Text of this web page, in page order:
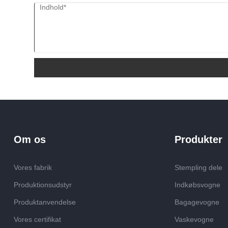
Om os
Vores fabrik
Produktionsudstyr
Produktanvendelse
Vores certifikat
Produkter
Stempling dele
Indkøbsvogne
Bagagevogne
Vaskevogne